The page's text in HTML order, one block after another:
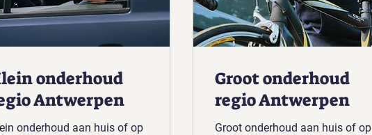
onderhoud
Antwerpen
onderhoud aan huis of op
Groot onderhoud
regio Antwerpen
Groot onderhoud aan huis of op